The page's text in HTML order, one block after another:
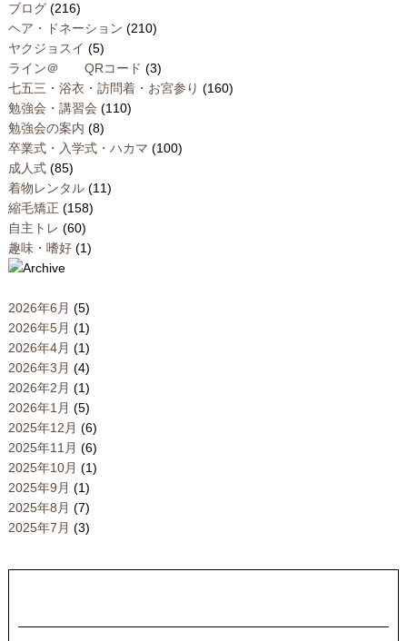
ブログ (216)
ヘア・ドネーション (210)
ヤクジョスイ (5)
ライン＠ QRコード (3)
七五三・浴衣・訪問着・お宮参り (160)
勉強会・講習会 (110)
勉強会の案内 (8)
卒業式・入学式・ハカマ (100)
成人式 (85)
着物レンタル (11)
縮毛矯正 (158)
自主トレ (60)
趣味・嗜好 (1)
2026年6月 (5)
2026年5月 (1)
2026年4月 (1)
2026年3月 (4)
2026年2月 (1)
2026年1月 (5)
2025年12月 (6)
2025年11月 (6)
2025年10月 (1)
2025年9月 (1)
2025年8月 (7)
2025年7月 (3)